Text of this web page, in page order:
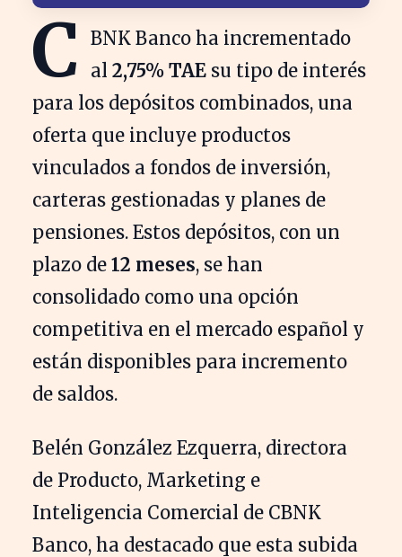
C
BNK Banco ha incrementado
al 2,75% TAE su tipo de interés
para los depósitos combinados, una
oferta que incluye productos
vinculados a fondos de inversión,
carteras gestionadas y planes de
pensiones. Estos depósitos, con un
plazo de 12 meses, se han
consolidado como una opción
competitiva en el mercado español y
están disponibles para incremento
de saldos.
Belén González Ezquerra, directora
de Producto, Marketing e
Inteligencia Comercial de CBNK
Banco, ha destacado que esta subida